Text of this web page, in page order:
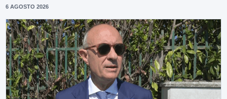
6 AGOSTO 2026